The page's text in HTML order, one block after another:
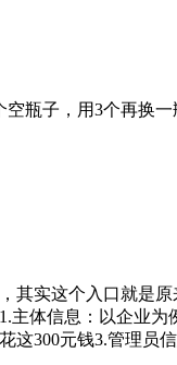
瓶子，用3个再换
其实这个入口就是
体信息：以企业
这300元钱3.管理